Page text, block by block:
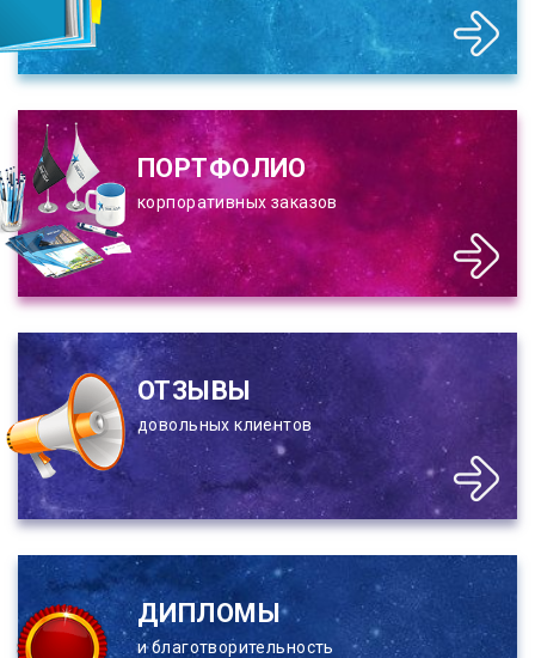
ПОРТФОЛИО
корпоративных заказов
ОТЗЫВЫ
довольных клиентов
ДИПЛОМЫ
и благотворительность